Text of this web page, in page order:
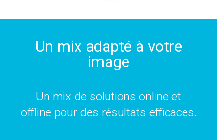
Un mix adapté à votre
image
Un mix de solutions online et
offline pour des résultats efficaces.